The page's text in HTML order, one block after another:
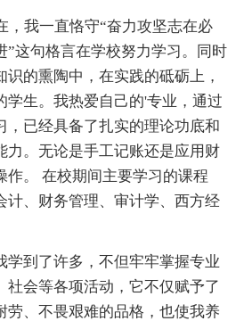
我一直恪守“奋力攻坚志在必
”这句格言在学校努力学习。同时
的熏陶中，在实践的砥砺上，
学生。我热爱自己的'专业，通过
，已经具备了扎实的理论功底和
力。无论是手工记账还是应用财
作。 在校期间主要学习的课程
计、财务管理、审计学、西方经
到了许多，不但牢牢掌握专业
社会等各项活动，它不仅赋予了
劳、不畏艰难的品格，也使我养